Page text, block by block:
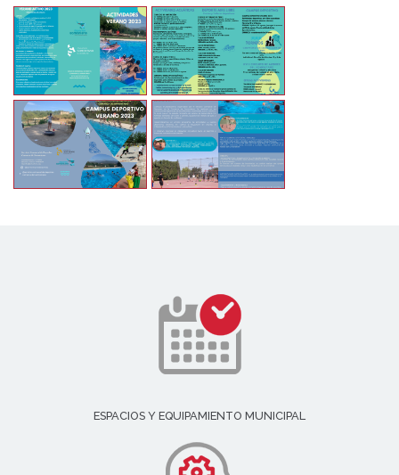
ESPACIOS Y EQUIPAMIENTO MUNICIPAL